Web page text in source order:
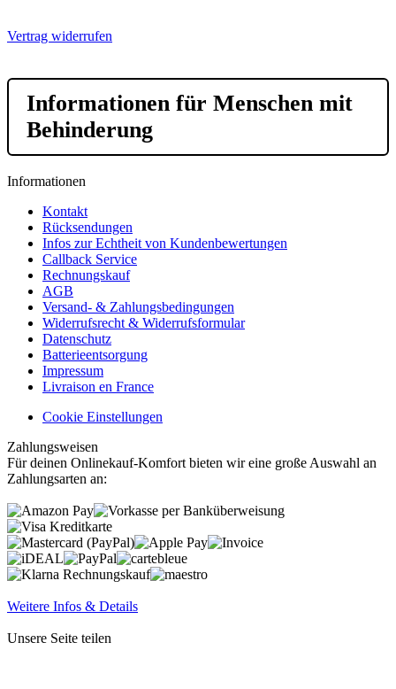
Vertrag widerrufen
Informationen für Menschen mit
Behinderung
Informationen
Kontakt
Rücksendungen
Infos zur Echtheit von Kundenbewertungen
Callback Service
Rechnungskauf
AGB
Versand- & Zahlungsbedingungen
Widerrufsrecht & Widerrufsformular
Datenschutz
Batterieentsorgung
Impressum
Livraison en France
Cookie Einstellungen
Zahlungsweisen
Für deinen Onlinekauf-Komfort bieten wir eine große Auswahl an
Zahlungsarten an:
Weitere Infos & Details
Unsere Seite teilen